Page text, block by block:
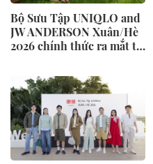
Bộ Sưu Tập UNIQLO and
JW ANDERSON Xuân/Hè
2026 chính thức ra mắt từ